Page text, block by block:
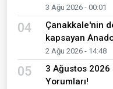
3 Ağu 2026 - 00:01
04
Çanakkale'nin
kapsayan
2 Ağu 2026 - 14:48
05
3 Ağustos
Yorumları!